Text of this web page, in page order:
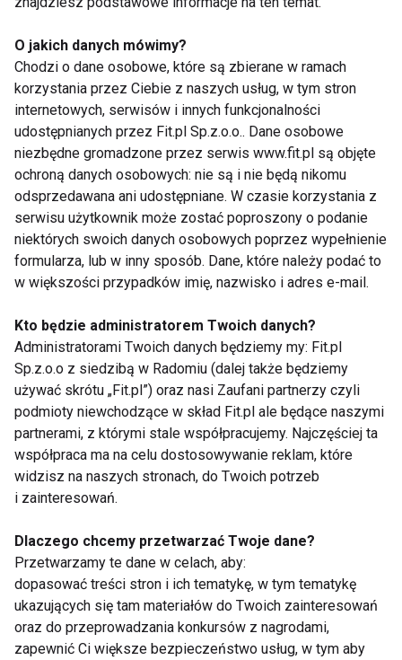
kofeina nie wpływa negatywnie na odczyty poziomu
uszkodzenia mięśni ani nie powoduje zmian w
postrzeganiu wysiłku fizycznego podczas treningów
piłkarskich.
Kawa plus lato to przepis na sukces także dla
biegaczy i kolarzy
Wyniki badania z 2019 roku przeprowadzonego na
grupie biegaczy amatorów wykazały wpływ
umiarkowanej dawki kofeiny na poprawę wyników w
biegach na średnie dystanse (5 km) w porównaniu z
wypicie filiżanki mocnej kawy godzinę przed biegiem
na dystansie 1,6 km może poprawić czas u
trenujących regularnie biegaczy o niemal 2 proc.
Biegacze, którzy wypili kawę z kofeiną, ukończyli
wyścig około 5 sekund szybciej niż zawodnicy,
którzy spożyli placebo oraz o około 4 sekundy
szybciej niż osoby, którym podano kawę
bezkofeinową. Badanie z 2020 r. na grupie
dystansie 5 km, wykazało poprawę wyników, przy
czym wynik ten był podobny u osób regularnie
spożywających kofeinę oraz uczestników
sięgających po nią okazjonalnie.
O jakich danych mówimy?
Chodzi o dane osobowe, które są zbierane w ramach
korzystania przez Ciebie z naszych usług, w tym stron
internetowych, serwisów i innych funkcjonalności
udostępnianych przez Fit.pl Sp.z.o.o.. Dane osobowe
niezbędne gromadzone przez serwis www.fit.pl są objęte
ochroną danych osobowych: nie są i nie będą nikomu
odsprzedawana ani udostępniane. W czasie korzystania z
serwisu użytkownik może zostać poproszony o podanie
niektórych swoich danych osobowych poprzez wypełnienie
formularza, lub w inny sposób. Dane, które należy podać to
w większości przypadków imię, nazwisko i adres e-mail.
Kto będzie administratorem Twoich danych?
Administratorami Twoich danych będziemy my: Fit.pl
Sp.z.o.o z siedzibą w Radomiu (dalej także będziemy
używać skrótu „Fit.pl”) oraz nasi Zaufani partnerzy czyli
podmioty niewchodzące w skład Fit.pl ale będące naszymi
partnerami, z którymi stale współpracujemy. Najczęściej ta
współpraca ma na celu dostosowywanie reklam, które
widzisz na naszych stronach, do Twoich potrzeb
i zainteresowań.
Dlaczego chcemy przetwarzać Twoje dane?
Przetwarzamy te dane w celach, aby:
dopasować treści stron i ich tematykę, w tym tematykę
ukazujących się tam materiałów do Twoich zainteresowań
oraz do przeprowadzania konkursów z nagrodami,
zapewnić Ci większe bezpieczeństwo usług, w tym aby